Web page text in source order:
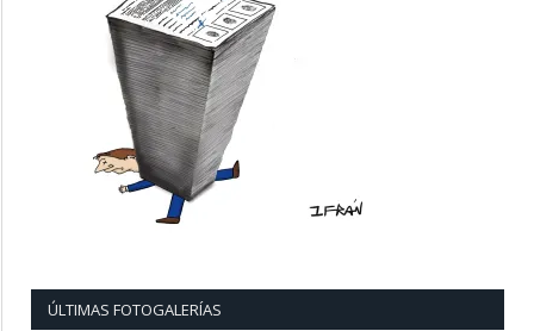
ÚLTIMAS FOTOGALERÍAS